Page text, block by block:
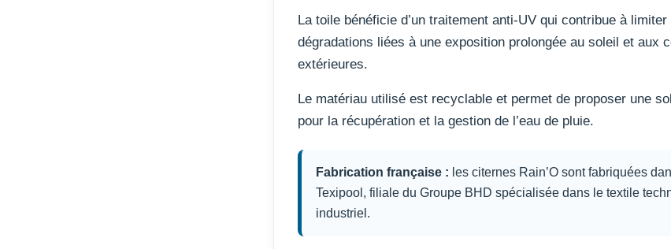
La toile bénéficie d’un traitement anti-UV qui contribue à limiter
dégradations liées à une exposition prolongée au soleil et aux
extérieures.
Le matériau utilisé est recyclable et permet de proposer une
pour la récupération et la gestion de l’eau de pluie.
Fabrication française : les citernes Rain’O sont fabriquées
Texipool, filiale du Groupe BHD spécialisée dans le textile
industriel.